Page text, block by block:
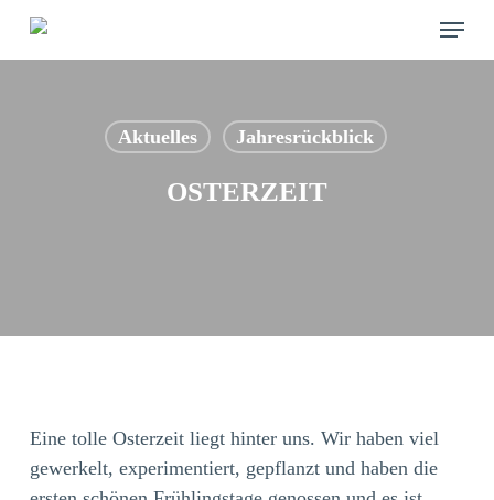
Skip
Menu
Aktuelles Jahresrückblick
OSTERZEIT
Eine tolle Osterzeit liegt hinter uns. Wir haben viel
gewerkelt, experimentiert, gepflanzt und haben die